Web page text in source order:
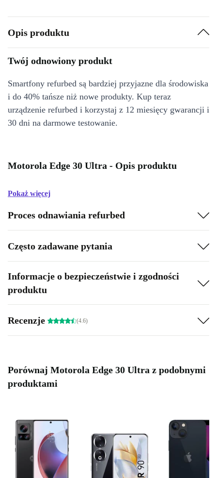
Opis produktu
Twój odnowiony produkt
Smartfony refurbed są bardziej przyjazne dla środowiska
i do 40% tańsze niż nowe produkty. Kup teraz
urządzenie refurbed i korzystaj z 12 miesięcy gwarancji i
30 dni na darmowe testowanie.
Motorola Edge 30 Ultra - Opis produktu
Pokaż więcej
Proces odnawiania refurbed
Często zadawane pytania
Informacje o bezpieczeństwie i zgodności
produktu
Recenzje (4.6)
Porównaj Motorola Edge 30 Ultra z podobnymi
produktami